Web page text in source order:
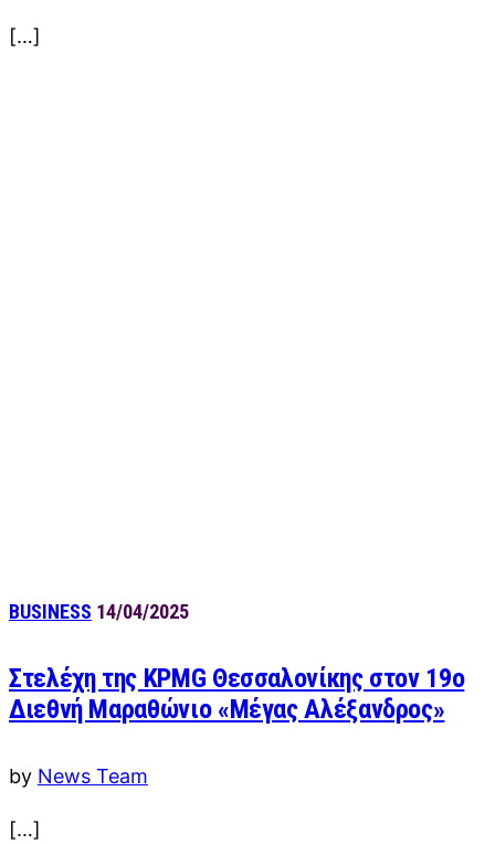
[…]
BUSINESS 14/04/2025
Στελέχη της KPMG Θεσσαλονίκης στον 19ο
Διεθνή Μαραθώνιο «Μέγας Αλέξανδρος»
by News Team
[…]